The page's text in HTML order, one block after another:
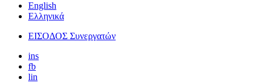
English
Ελληνικά
ΕΙΣΟΔΟΣ Συνεργατών
ins
fb
lin